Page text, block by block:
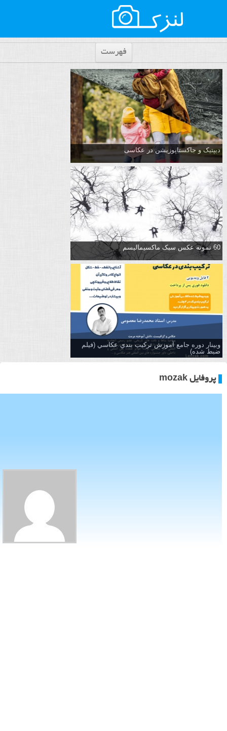
فهرست
دیپتیک و جاکستا‌پوزیشن در عکاسی
60 نمونه عکس سبک ماکسیمالیسم
وبینار دوره جامع آموزش تركيب بندي عكاسي (فیلم
ضبط شده)
پروفایل mozak